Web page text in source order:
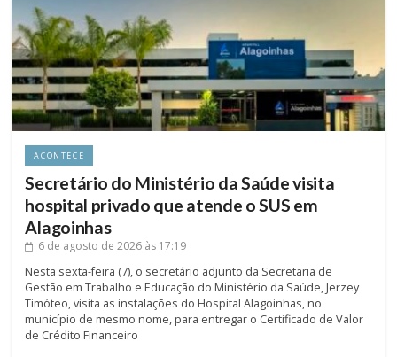
ACONTECE
Secretário do Ministério da Saúde visita
hospital privado que atende o SUS em
Alagoinhas
6 de agosto de 2026 às 17:19
Nesta sexta-feira (7), o secretário adjunto da Secretaria de
Gestão em Trabalho e Educação do Ministério da Saúde, Jerzey
Timóteo, visita as instalações do Hospital Alagoinhas, no
município de mesmo nome, para entregar o Certificado de Valor
de Crédito Financeiro